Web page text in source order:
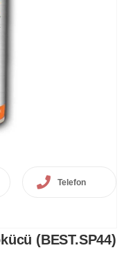
Telefon
(BEST.SP44)